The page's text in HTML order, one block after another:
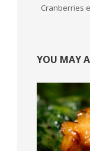
Cranberries
YOU MAY